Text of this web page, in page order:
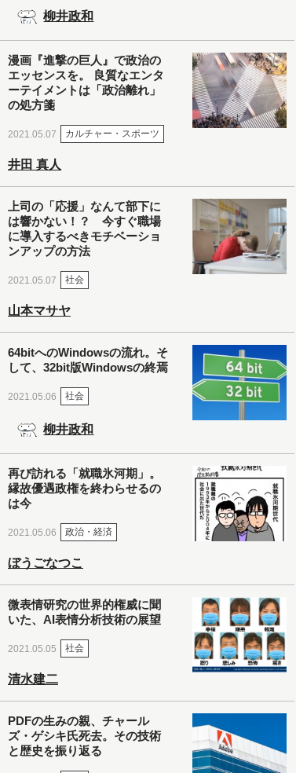
柳井政和
漫画『進撃の巨人』で政治の
エッセンスを。 良質なエンタ
ーテイメントは「政治離れ」
の処方箋
2021.05.07 カルチャー・スポーツ
井田 真人
上司の「応援」なんて部下に
は響かない！？ 今すぐ職場
に導入するべきモチベーショ
ンアップの方法
2021.05.07 社会
山本マサヤ
64bitへのWindowsの流れ。そ
して、32bit版Windowsの終焉
2021.05.06 社会
柳井政和
再び訪れる「就職氷河期」。
縁故優遇政権を終わらせるの
は今
2021.05.06 政治・経済
ぼうごなつこ
微表情研究の世界的権威に聞
いた、AI表情分析技術の展望
2021.05.05 社会
清水建二
PDFの生みの親、チャール
ズ・ゲシキ氏死去。その技術
と歴史を振り返る